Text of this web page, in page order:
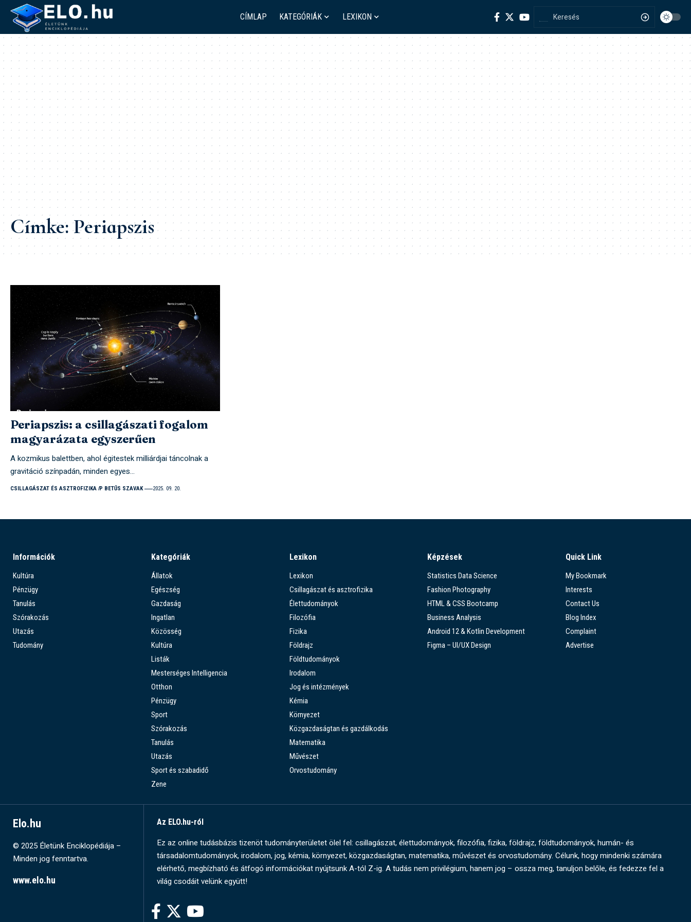
CÍMLAP KATEGÓRIÁK LEXIKON
Címke:Periapszis
Periapszis: a csillagászati fogalom
magyarázata egyszerűen
A kozmikus balettben, ahol égitestek milliárdjai táncolnak a
gravitáció színpadán, minden egyes…
CSILLAGÁSZAT ÉS ASZTROFIZIKA P BETŰS SZAVAK 2025. 09. 20.
Információk
Kultúra
Pénzügy
Tanulás
Szórakozás
Utazás
Tudomány
Kategóriák
Állatok
Egészség
Gazdaság
Ingatlan
Közösség
Kultúra
Listák
Mesterséges Intelligencia
Otthon
Pénzügy
Sport
Szórakozás
Tanulás
Utazás
Sport és szabadidő
Zene
Lexikon
Lexikon
Csillagászat és asztrofizika
Élettudományok
Filozófia
Fizika
Földrajz
Földtudományok
Irodalom
Jog és intézmények
Kémia
Környezet
Közgazdaságtan és gazdálkodás
Matematika
Művészet
Orvostudomány
Képzések
Statistics Data Science
Fashion Photography
HTML & CSS Bootcamp
Business Analysis
Android 12 & Kotlin Development
Figma – UI/UX Design
Quick Link
My Bookmark
Interests
Contact Us
Blog Index
Complaint
Advertise
Elo.hu
© 2025 Életünk Enciklopédiája –
Minden jog fenntartva.
www.elo.hu
Az ELO.hu-ról
Ez az online tudásbázis tizenöt tudományterületet ölel fel: csillagászat, élettudományok, filozófia, fizika, földrajz, földtudományok, humán- és
társadalomtudományok, irodalom, jog, kémia, környezet, közgazdaságtan, matematika, művészet és orvostudomány. Célunk, hogy mindenki számára
elérhető, megbízható és átfogó információkat nyújtsunk A-tól Z-ig. A tudás nem privilégium, hanem jog – ossza meg, tanuljon belőle, és fedezze fel a
világ csodáit velünk együtt!